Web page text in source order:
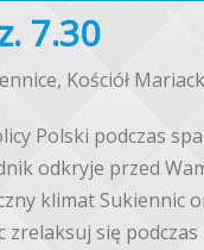
7.30
Kościół
Polski podczas
odkryje przed
klimat Sukiennic
zrelaksuj się